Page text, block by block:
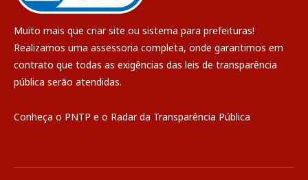
Muito mais que criar site ou sistema para prefeituras!
Realizamos uma assessoria completa, onde garantimos em
contrato que todas as exigências das leis de transparência
pública serão atendidas.
Conheça o PNTP e o Radar da Transparência Pública